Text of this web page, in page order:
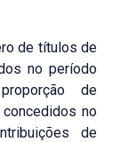
de títulos de
no período
de
no
de